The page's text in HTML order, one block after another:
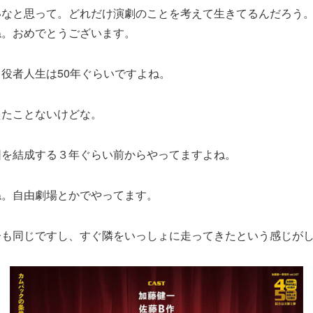
と思って。どれだけ演劇のことを考えて生きてるんだろう
おめでとうございます。
人生は50年ぐらいですよね。
とないけどな。
成する３年ぐらい前からやってますよね。
由劇場とかでやってます。
じですし、すぐ隣をいっしょに走ってきたという感じが